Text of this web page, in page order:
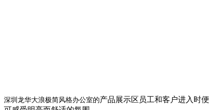
深圳龙华大浪极简风格办公室的产品展示区员工和客户进入时便